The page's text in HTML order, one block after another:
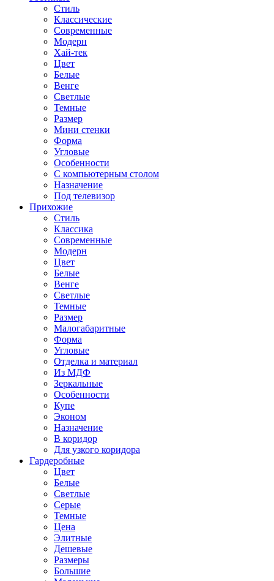
Стиль
Классические
Современные
Модерн
Хай-тек
Цвет
Белые
Венге
Светлые
Темные
Размер
Мини стенки
Форма
Угловые
Особенности
С компьютерным столом
Назначение
Под телевизор
Прихожие
Стиль
Классика
Современные
Модерн
Цвет
Белые
Венге
Светлые
Темные
Размер
Малогабаритные
Форма
Угловые
Отделка и материал
Из МДФ
Зеркальные
Особенности
Купе
Эконом
Назначение
В коридор
Для узкого коридора
Гардеробные
Цвет
Белые
Светлые
Серые
Темные
Цена
Элитные
Дешевые
Размеры
Большие